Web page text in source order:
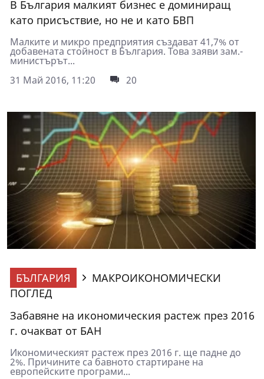
В България малкият бизнес е доминиращ
като присъствие, но не и като БВП
Малките и микро предприятия създават 41,7% от
добавената стойност в България. Това заяви зам.-
министърът...
31 Май 2016, 11:20
20
БЪЛГАРИЯ
МАКРОИКОНОМИЧЕСКИ
ПОГЛЕД
Забавяне на икономическия растеж през 2016
г. очакват от БАН
Икономическият растеж през 2016 г. ще падне до
2%. Причините са бавното стартиране на
европейските програми...